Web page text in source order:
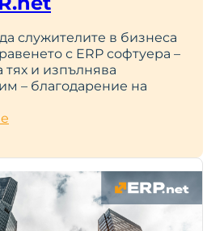
служителите в бизнеса
с ERP софтуера –
тях и изпълнява
– благодарение на